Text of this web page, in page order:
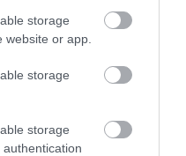
storage
website or app.
storage
storage